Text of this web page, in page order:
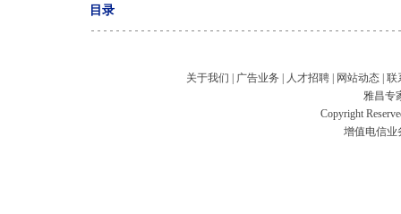
目录
关于我们 广告业务 人才招聘 网站动态 联
雅昌专
Copyright
增值电信